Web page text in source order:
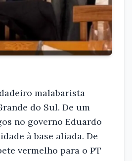
malabarista
do Sul. De um
no governo Eduardo
à base aliada. De
vermelho para o PT